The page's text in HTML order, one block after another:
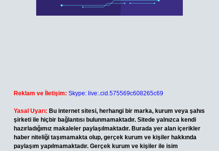
Reklam ve İletişim: Skype: live:.cid.575569c608265c69
Yasal Uyarı: Bu internet sitesi, herhangi bir marka, kurum veya şahıs
şirketi ile hiçbir bağlantısı bulunmamaktadır. Sitede yalnızca kendi
hazırladığımız makaleler paylaşılmaktadır. Burada yer alan içerikler
haber niteliği taşımamakta olup, gerçek kurum ve kişiler hakkında
paylaşım yapılmamaktadır. Gerçek kurum ve kişiler ile isim